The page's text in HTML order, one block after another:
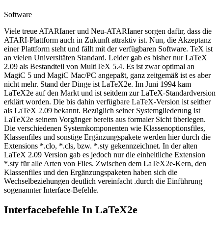
Software
Viele treue ATARIaner und Neu-ATARIaner sorgen dafür, dass die
ATARI-Plattform auch in Zukunft attraktiv ist. Nun, die Akzeptanz
einer Plattform steht und fällt mit der verfügbaren Software. TeX ist
an vielen Universitäten Standard. Leider gab es bisher nur LaTeX
2.09 als Bestandteil von MultiTeX 5.4. Es ist zwar optimal an
MagiC 5 und MagiC Mac/PC angepaßt, ganz zeitgemäß ist es aber
nicht mehr. Stand der Dinge ist LaTeX2e. Im Juni 1994 kam
LaTeX2e auf den Markt und ist seitdem zur LaTeX-Standardversion
erklärt worden. Die bis dahin verfügbare LaTeX-Version ist seither
als LaTeX 2.09 bekannt. Bezüglich seiner Systemgliederung ist
LaTeX2e seinem Vorgänger bereits aus formaler Sicht überlegen.
Die verschiedenen Systemkomponenten wie Klassenoptionsfiles,
Klassenfiles und sonstige Ergänzungspakete werden hier durch die
Extensions *.clo, *.cls, bzw. *.sty gekennzeichnet. In der alten
LaTeX 2.09 Version gab es jedoch nur die einheitliche Extension
*.sty für alle Arten von Files. Zwischen dem LaTeX2e-Kern, den
Klassenfiles und den Ergänzungspaketen haben sich die
Wechselbeziehungen deutlich vereinfacht .durch die Einführung
sogenannter Interface-Befehle.
Interfacebefehle In LaTeX2e